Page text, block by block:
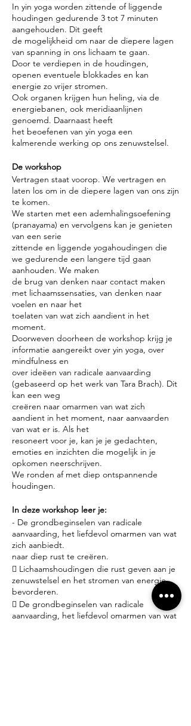
In yin yoga worden zittende of liggende
houdingen gedurende 3 tot 7 minuten
aangehouden. Dit geeft
de mogelijkheid om naar de diepere lagen
van spanning in ons lichaam te gaan.
Door te verdiepen in de houdingen,
openen eventuele blokkades en kan
energie zo vrijer stromen.
Ook organen krijgen hun heling, via de
energiebanen, ook meridiaanlijnen
genoemd. Daarnaast heeft
het beoefenen van yin yoga een
kalmerende werking op ons zenuwstelsel.
De workshop
Vertragen staat voorop. We vertragen en
laten los om in de diepere lagen van ons zijn
te komen.
We starten met een ademhalingsoefening
(pranayama) en vervolgens kan je genieten
van een serie
zittende en liggende yogahoudingen die
we gedurende een langere tijd gaan
aanhouden. We maken
de brug van denken naar contact maken
met lichaamssensaties, van denken naar
voelen en naar het
toelaten van wat zich aandient in het
moment.
Doorweven doorheen de workshop krijg je
informatie aangereikt over yin yoga, over
mindfulness en
over ideëen van radicale aanvaarding
(gebaseerd op het werk van Tara Brach). Dit
kan een weg
creëren naar omarmen van wat zich
aandient in het moment, naar aanvaarden
van wat er is. Als het
resoneert voor je, kan je je gedachten,
emoties en inzichten die mogelijk in je
opkomen neerschrijven.
We ronden af met diep ontspannende
houdingen.
In deze workshop leer je:
- De grondbeginselen van radicale
aanvaarding, het liefdevol omarmen van wat
zich aanbiedt.
naar diep rust te creëren.
 Lichaamshoudingen die rust geven aan je
zenuwstelsel en het stromen van energie
bevorderen.
 De grondbeginselen van radicale
aanvaarding, het liefdevol omarmen van wat